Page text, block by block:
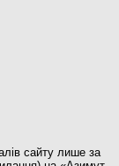
сайту лише за